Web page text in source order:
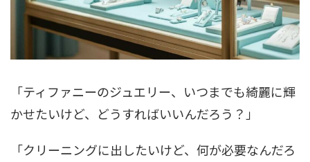
「ティファニーのジュエリー、いつまでも綺麗に輝
かせたいけど、どうすればいいんだろう？」
「クリーニングに出したいけど、何が必要なんだろ